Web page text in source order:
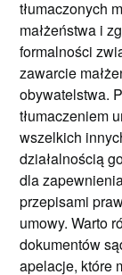
tłumaczonych
małżeństwa i
formalności
zawarcie
obywatelstwa.
tłumaczeniem
wszelkich
działalnością
dla
przepisami
umowy. Warto
dokumentów
apelacje, które